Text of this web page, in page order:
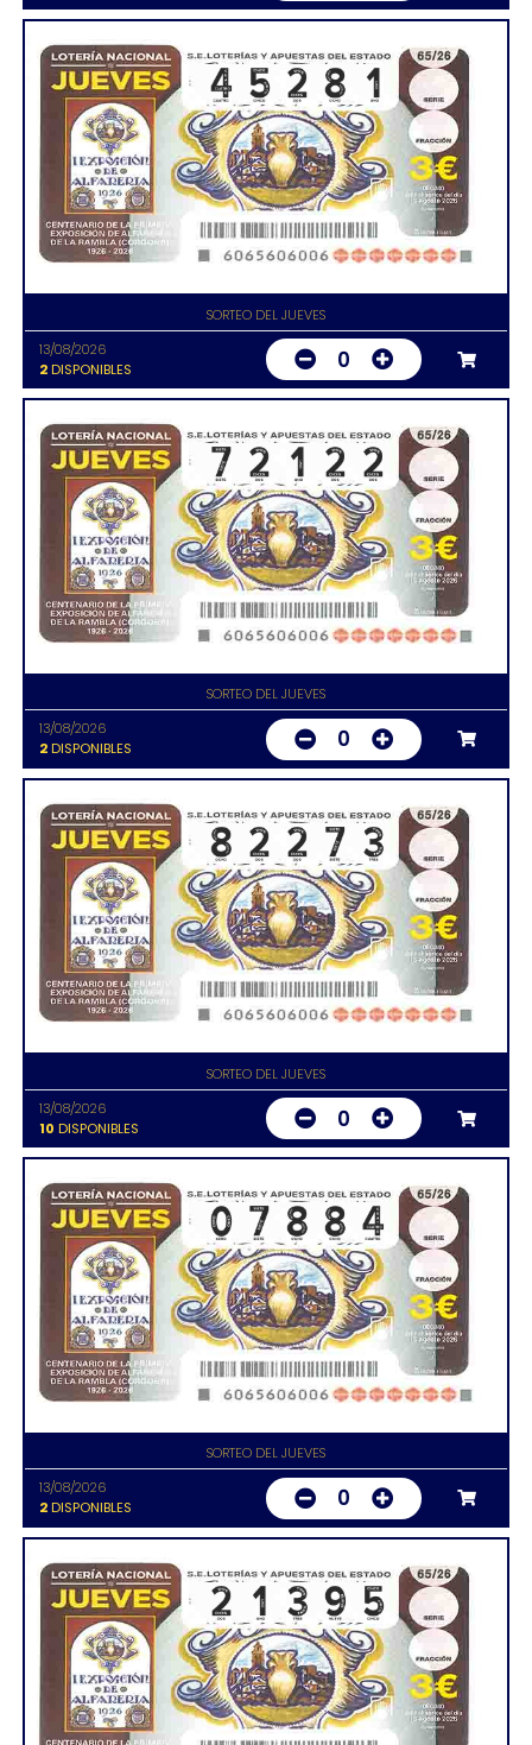
SORTEO DEL JUEVES
13/08/2026
2DISPONIBLES 0
SORTEO DEL JUEVES
13/08/2026
2DISPONIBLES 0
SORTEO DEL JUEVES
13/08/2026
10 DISPONIBLES 0
SORTEO DEL JUEVES
13/08/2026
2DISPONIBLES 0